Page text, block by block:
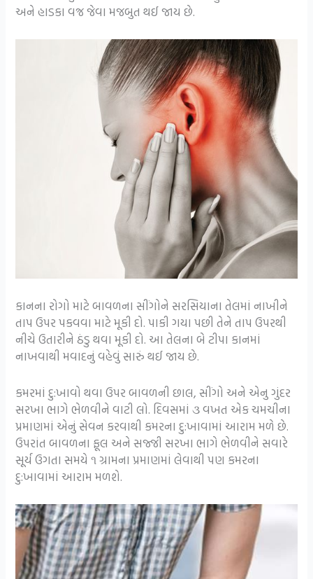
અને હાડકા વજ્ર જેવા મજબુત થઈ જાય છે.
કાનના રોગો માટે બાવળના સીંગોને સરસિયાના તેલમાં નાખીને
તાપ ઉપર પકવવા માટે મૂકી દો. પાકી ગયા પછી તેને તાપ ઉપરથી
નીચે ઉતારીને ઠંડુ થવા મૂકી દો. આ તેલના બે ટીપા કાનમાં
નાખવાથી મવાદનું વહેવું સારું થઈ જાય છે.
કમરમાં દુ:ખાવો થવા ઉપર બાવળની છાલ, સીંગો અને એનુ ગુંદર
સરખા ભાગે ભેળવીને વાટી લો. દિવસમાં ૩ વખત એક ચમચીના
પ્રમાણમાં એનું સેવન કરવાથી કમરના દુ:ખાવામાં આરામ મળે છે.
ઉપરાંત બાવળના ફૂલ અને સજ્જી સરખા ભાગે ભેળવીને સવારે
સૂર્ય ઉગતા સમયે ૧ ગ્રામના પ્રમાણમાં લેવાથી પણ કમરના
દુ:ખાવામાં આરામ મળશે.